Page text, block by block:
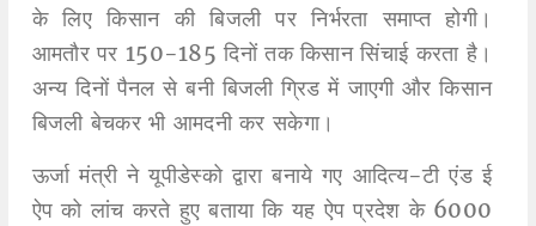
के लिए किसान की बिजली पर निर्भरता समाप्त होगी।
आमतौर पर 150-185 दिनों तक किसान सिंचाई करता है।
अन्य दिनों पैनल से बनी बिजली ग्रिड में जाएगी और किसान
बिजली बेचकर भी आमदनी कर सकेगा।
ऊर्जा मंत्री ने यूपीडेस्को द्वारा बनाये गए आदित्य-टी एंड ई
ऐप को लांच करते हुए बताया कि यह ऐप प्रदेश के 6000